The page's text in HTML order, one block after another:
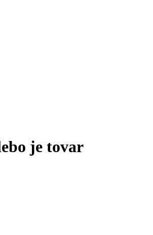
je tovar